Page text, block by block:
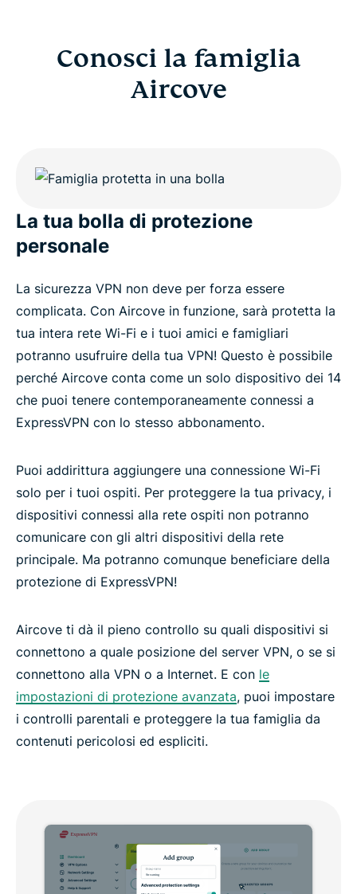
Conosci la famiglia
Aircove
La tua bolla di protezione
personale
La sicurezza VPN non deve per forza essere
complicata. Con Aircove in funzione, sarà protetta la
tua intera rete Wi-Fi e i tuoi amici e famigliari
potranno usufruire della tua VPN! Questo è possibile
perché Aircove conta come un solo dispositivo dei 14
che puoi tenere contemporaneamente connessi a
ExpressVPN con lo stesso abbonamento.
Puoi addirittura aggiungere una connessione Wi-Fi
solo per i tuoi ospiti. Per proteggere la tua privacy, i
dispositivi connessi alla rete ospiti non potranno
comunicare con gli altri dispositivi della rete
principale. Ma potranno comunque beneficiare della
protezione di ExpressVPN!
Aircove ti dà il pieno controllo su quali dispositivi si
connettono a quale posizione del server VPN, o se si
connettono alla VPN o a Internet. E con le
impostazioni di protezione avanzata, puoi impostare
i controlli parentali e proteggere la tua famiglia da
contenuti pericolosi ed espliciti.